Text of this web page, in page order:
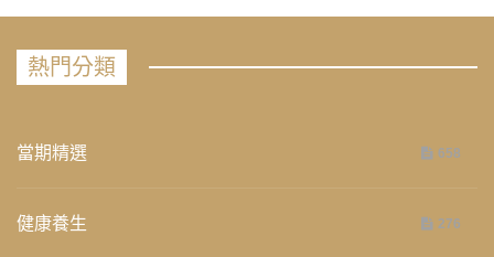
熱門分類
當期精選 658
健康養生 276